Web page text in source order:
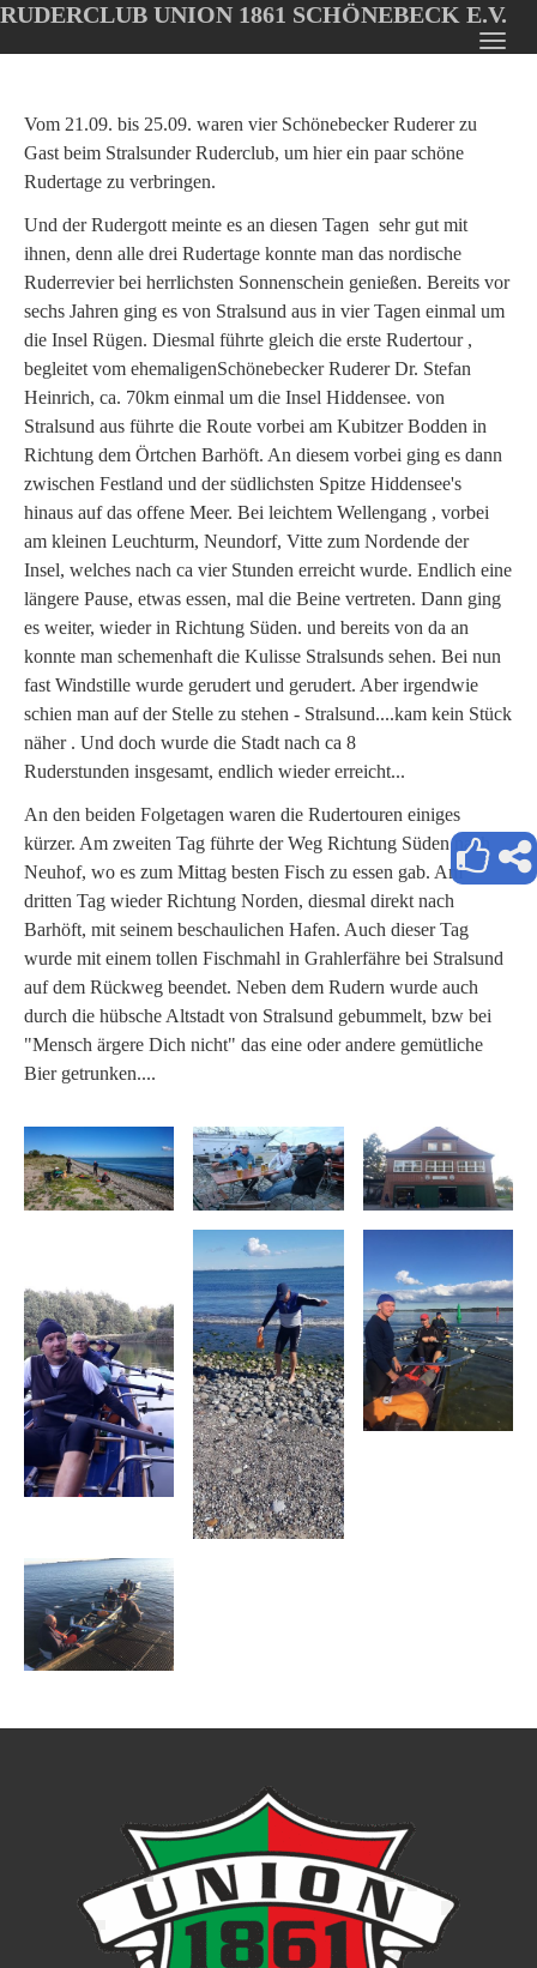
Oops, an error occurred! Code: 2026080621170099a8d0e6
main
content
RUDERCLUB UNION 1861 SCHÖNEBECK E.V.
Vom 21.09. bis 25.09. waren vier Schönebecker Ruderer zu
Gast beim Stralsunder Ruderclub, um hier ein paar schöne
Rudertage zu verbringen.
Und der Rudergott meinte es an diesen Tagen sehr gut mit
ihnen, denn alle drei Rudertage konnte man das nordische
Ruderrevier bei herrlichsten Sonnenschein genießen. Bereits vor
sechs Jahren ging es von Stralsund aus in vier Tagen einmal um
die Insel Rügen. Diesmal führte gleich die erste Rudertour ,
begleitet vom ehemaligenSchönebecker Ruderer Dr. Stefan
Heinrich, ca. 70km einmal um die Insel Hiddensee. von
Stralsund aus führte die Route vorbei am Kubitzer Bodden in
Richtung dem Örtchen Barhöft. An diesem vorbei ging es dann
zwischen Festland und der südlichsten Spitze Hiddensee's
hinaus auf das offene Meer. Bei leichtem Wellengang , vorbei
am kleinen Leuchturm, Neundorf, Vitte zum Nordende der
Insel, welches nach ca vier Stunden erreicht wurde. Endlich eine
längere Pause, etwas essen, mal die Beine vertreten. Dann ging
es weiter, wieder in Richtung Süden. und bereits von da an
konnte man schemenhaft die Kulisse Stralsunds sehen. Bei nun
fast Windstille wurde gerudert und gerudert. Aber irgendwie
schien man auf der Stelle zu stehen - Stralsund....kam kein Stück
näher . Und doch wurde die Stadt nach ca 8
Ruderstunden insgesamt, endlich wieder erreicht...
An den beiden Folgetagen waren die Rudertouren einiges
kürzer. Am zweiten Tag führte der Weg Richtung Süden nach
Neuhof, wo es zum Mittag besten Fisch zu essen gab. Am
dritten Tag wieder Richtung Norden, diesmal direkt nach
Barhöft, mit seinem beschaulichen Hafen. Auch dieser Tag
wurde mit einem tollen Fischmahl in Grahlerfähre bei Stralsund
auf dem Rückweg beendet. Neben dem Rudern wurde auch
durch die hübsche Altstadt von Stralsund gebummelt, bzw bei
"Mensch ärgere Dich nicht" das eine oder andere gemütliche
Bier getrunken....